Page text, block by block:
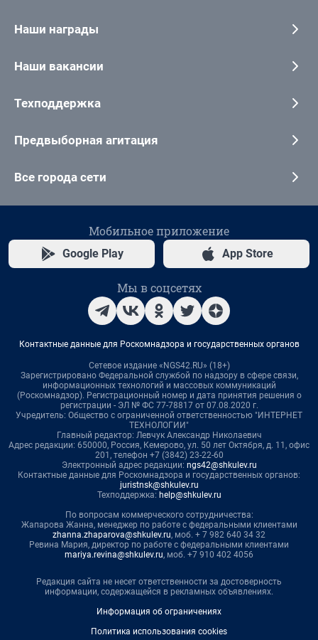
Наши награды
Наши вакансии
Техподдержка
Предвыборная агитация
Все города сети
Мобильное приложение
Google Play App Store
Мы в соцсетях
Контактные данные для Роскомнадзора и государственных органов
Сетевое издание «NGS42.RU» (18+)
Зарегистрировано Федеральной службой по надзору в сфере связи,
информационных технологий и массовых коммуникаций
(Роскомнадзор). Регистрационный номер и дата принятия решения о
регистрации - ЭЛ № ФС 77-78817 от 07.08.2020 г.
Учредитель: Общество с ограниченной ответственностью "ИНТЕРНЕТ
ТЕХНОЛОГИИ"
Главный редактор: Левчук Александр Николаевич
Адрес редакции: 650000, Россия, Кемерово, ул. 50 лет Октября, д. 11, офис
201, телефон +7 (3842) 23-22-60
Электронный адрес редакции: ngs42@shkulev.ru
Контактные данные для Роскомнадзора и государственных органов:
juristnsk@shkulev.ru
Техподдержка: help@shkulev.ru
По вопросам коммерческого сотрудничества:
Жапарова Жанна, менеджер по работе с федеральными клиентами
zhanna.zhaparova@shkulev.ru, моб. + 7 982 640 34 32
Ревина Мария, директор по работе с федеральными клиентами
mariya.revina@shkulev.ru, моб. +7 910 402 4056
Редакция сайта не несет ответственности за достоверность
информации, содержащейся в рекламных объявлениях.
Информация об ограничениях
Политика использования cookies